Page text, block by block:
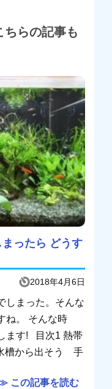
ちらの記事も
ったら どうす
2018年4月6日
しまった。そんな
ね。 そんな時
ます! 目次1 熱帯
槽から出そう 手
この記事を読む